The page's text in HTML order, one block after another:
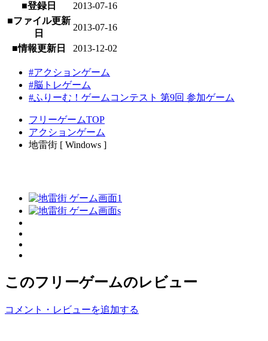
■登録日
2013-07-16
■ファイル更新
日
2013-07-16
■情報更新日 2013-12-02
#アクションゲーム
#脳トレゲーム
#ふりーむ！ゲームコンテスト 第9回 参加ゲーム
フリーゲームTOP
アクションゲーム
地雷街 [ Windows ]
このフリーゲームのレビュー
コメント・レビューを追加する